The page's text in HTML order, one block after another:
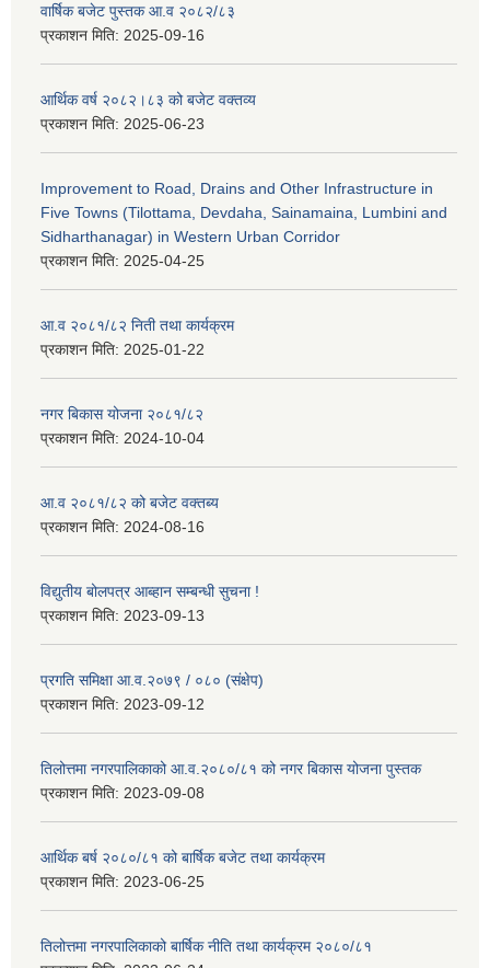
वार्षिक बजेट पुस्तक आ.व २०८२/८३
प्रकाशन मिति: 2025-09-16
आर्थिक वर्ष २०८२।८३ को बजेट वक्तव्य
प्रकाशन मिति: 2025-06-23
Improvement to Road, Drains and Other Infrastructure in
Five Towns (Tilottama, Devdaha, Sainamaina, Lumbini and
Sidharthanagar) in Western Urban Corridor
प्रकाशन मिति: 2025-04-25
आ.व २०८१/८२ निती तथा कार्यक्रम
प्रकाशन मिति: 2025-01-22
नगर बिकास योजना २०८१/८२
प्रकाशन मिति: 2024-10-04
आ.व २०८१/८२ को बजेट वक्तब्य
प्रकाशन मिति: 2024-08-16
विद्युतीय बोलपत्र आब्हान सम्बन्धी सुचना !
प्रकाशन मिति: 2023-09-13
प्रगति समिक्षा आ.व.२०७९ / ०८० (संक्षेप)
प्रकाशन मिति: 2023-09-12
तिलोत्तमा नगरपालिकाको आ.व.२०८०/८१ को नगर बिकास योजना पुस्तक
प्रकाशन मिति: 2023-09-08
आर्थिक बर्ष २०८०/८१ को बार्षिक बजेट तथा कार्यक्रम
प्रकाशन मिति: 2023-06-25
तिलोत्तमा नगरपालिकाको बार्षिक नीति तथा कार्यक्रम २०८०/८१